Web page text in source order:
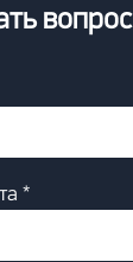
вопрос
*